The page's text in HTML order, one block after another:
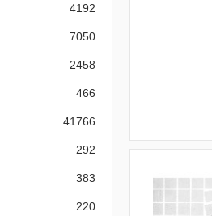
4192
7050
2458
466
41766
292
383
220